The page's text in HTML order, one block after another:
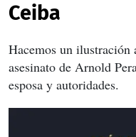
Ceiba
Hacemos un ilustración
asesinato de Arnold
esposa y autoridades.